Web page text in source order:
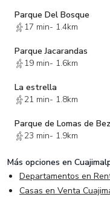
Parque Del Bosque
17 min- 1.4km
Parque Jacarandas
19 min- 1.6km
La estrella
21 min- 1.8km
Parque de Lomas de
23 min- 1.9km
Más opciones en
Departamentos en
Casas en Venta